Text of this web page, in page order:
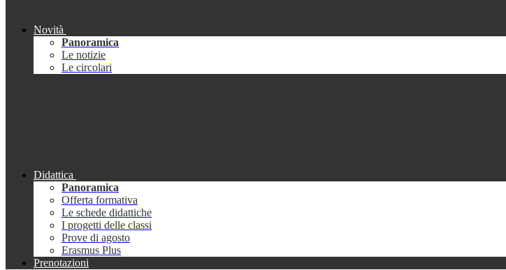
Novità
Panoramica
Le notizie
Le circolari
Didattica
Panoramica
Offerta formativa
Le schede didattiche
I progetti delle classi
Prove di agosto
Erasmus Plus
Prenotazioni